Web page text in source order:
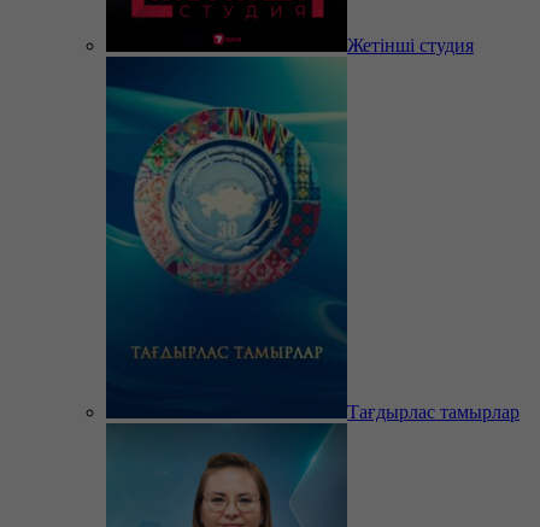
Жетінші студия
Тағдырлас тамырлар